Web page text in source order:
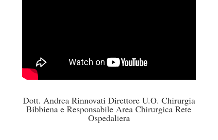
Dott. Andrea Rinnovati Direttore U.O. Chirurgia
Bibbiena e Responsabile Area Chirurgica Rete
Ospedaliera